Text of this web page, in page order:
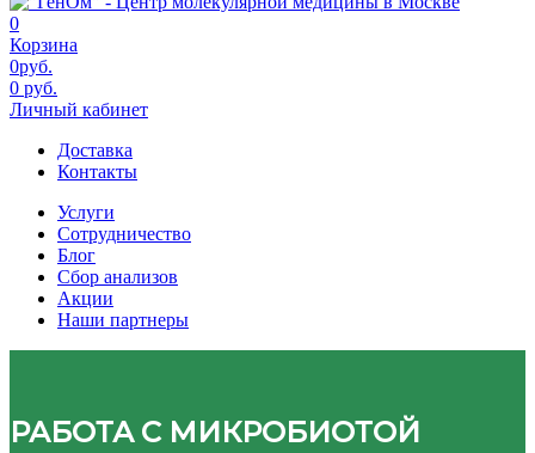
0
Корзина
0руб.
0 руб.
Личный кабинет
Доставка
Контакты
Услуги
Сотрудничество
Блог
Сбор анализов
Акции
Наши партнеры
РАБОТА С МИКРОБИОТОЙ